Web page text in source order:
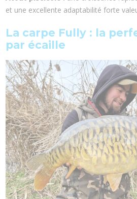
et une excellente adaptabilité forte
La carpe Fully : la
par écaille